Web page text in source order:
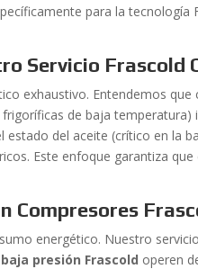
para la tecnología
Servicio Frascold
exhaustivo. Entendemos que
de baja temperatura)
del aceite (crítico en la
Este enfoque garantiza que
Compresores
energético. Nuestro
presión Frascold operen